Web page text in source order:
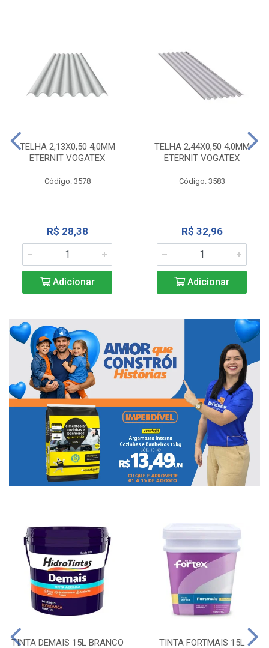
TELHA 2,13X0,50 4,0MM
ETERNIT VOGATEX
Código: 3578
R$ 28,38
Adicionar
TELHA 2,44X0,50 4,0MM
ETERNIT VOGATEX
Código: 3583
R$ 32,96
Adicionar
TINTA DEMAIS 15L BRANCO TINTA FORTMAIS 15L